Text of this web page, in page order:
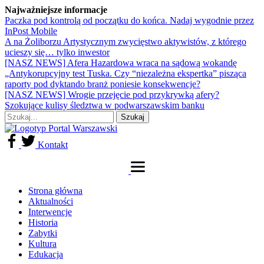
Najważniejsze informacje
Paczka pod kontrolą od początku do końca. Nadaj wygodnie przez
InPost Mobile
A na Żoliborzu Artystycznym zwycięstwo aktywistów, z którego
ucieszy się… tylko inwestor
[NASZ NEWS] Afera Hazardowa wraca na sądową wokandę
„Antykorupcyjny test Tuska. Czy “niezależna ekspertka” pisząca
raporty pod dyktando branż poniesie konsekwencje?
[NASZ NEWS] Wrogie przejęcie pod przykrywką afery?
Szokujące kulisy śledztwa w podwarszawskim banku
Kontakt
Strona główna
Aktualności
Interwencje
Historia
Zabytki
Kultura
Edukacja